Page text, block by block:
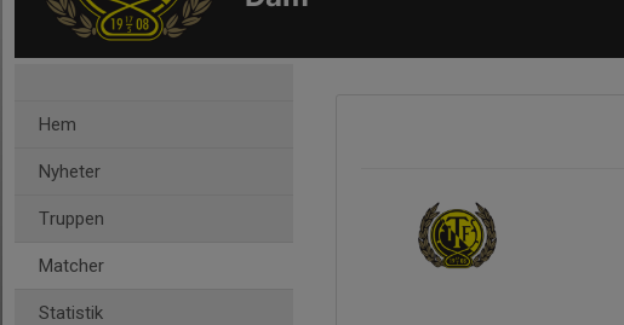
Hem
Nyheter
Truppen
Matcher
Statistik